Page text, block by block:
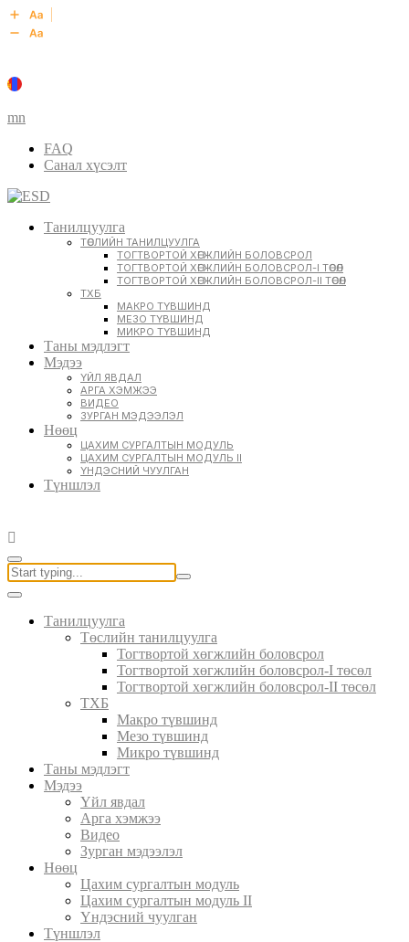
mn
FAQ
Санал хүсэлт
Танилцуулга
ТӨСЛИЙН ТАНИЛЦУУЛГА
ТОГТВОРТОЙ ХӨГЖЛИЙН БОЛОВСРОЛ
ТОГТВОРТОЙ ХӨГЖЛИЙН БОЛОВСРОЛ-I ТӨСӨЛ
ТОГТВОРТОЙ ХӨГЖЛИЙН БОЛОВСРОЛ-II ТӨСӨЛ
ТХБ
МАКРО ТҮВШИНД
МЕЗО ТҮВШИНД
МИКРО ТҮВШИНД
Таны мэдлэгт
Мэдээ
ҮЙЛ ЯВДАЛ
АРГА ХЭМЖЭЭ
ВИДЕО
ЗУРГАН МЭДЭЭЛЭЛ
Нөөц
ЦАХИМ СУРГАЛТЫН МОДУЛЬ
ЦАХИМ СУРГАЛТЫН МОДУЛЬ II
ҮНДЭСНИЙ ЧУУЛГАН
Түншлэл
Танилцуулга
Төслийн танилцуулга
Тогтвортой хөгжлийн боловсрол
Тогтвортой хөгжлийн боловсрол-I төсөл
Тогтвортой хөгжлийн боловсрол-II төсөл
ТХБ
Макро түвшинд
Мезо түвшинд
Микро түвшинд
Таны мэдлэгт
Мэдээ
Үйл явдал
Арга хэмжээ
Видео
Зурган мэдээлэл
Нөөц
Цахим сургалтын модуль
Цахим сургалтын модуль II
Үндэсний чуулган
Түншлэл